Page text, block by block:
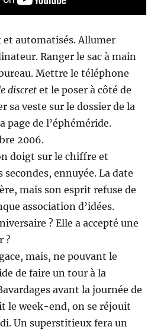
et automatisés. Allumer
Ranger le sac à main
Mettre le téléphone
discret et le poser à côté de
sa veste sur le dossier de la
page de l’éphéméride.
2006.
doigt sur le chiffre et
secondes, ennuyée. La date
mais son esprit refuse de
association d’idées.
? Elle a accepté une
?
mais, ne pouvant le
de faire un tour à la
avant la journée de
le week-end, on se réjouit
Un superstitieux fera un